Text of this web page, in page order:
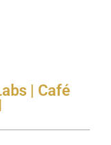
| Café